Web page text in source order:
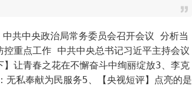
重点工作 中共中央总书记习近平主持会议
让青春之花在不懈奋斗中绚丽绽放3、李克
私奉献为民服务5、【央视短评】点亮的是